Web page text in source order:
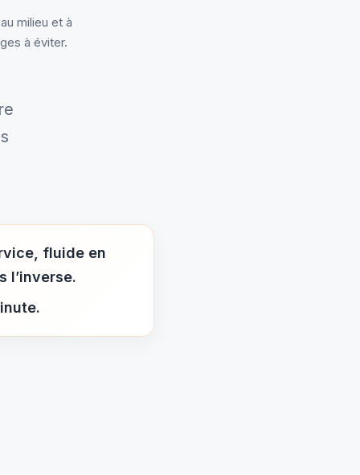
milieu et à
à éviter.
fluide en
l’inverse.